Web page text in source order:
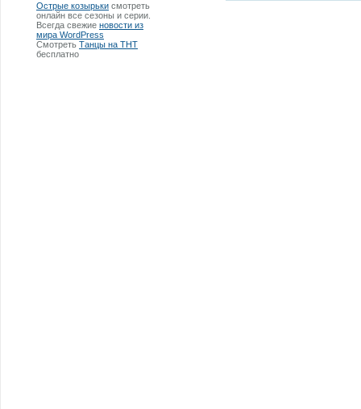
Острые козырьки смотреть
онлайн все сезоны и серии.
Всегда свежие новости из
мира WordPress
Смотреть Танцы на ТНТ
бесплатно